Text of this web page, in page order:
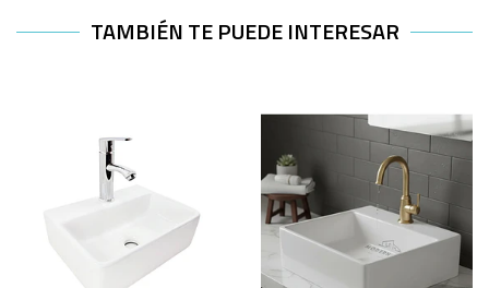
TAMBIÉN TE PUEDE INTERESAR